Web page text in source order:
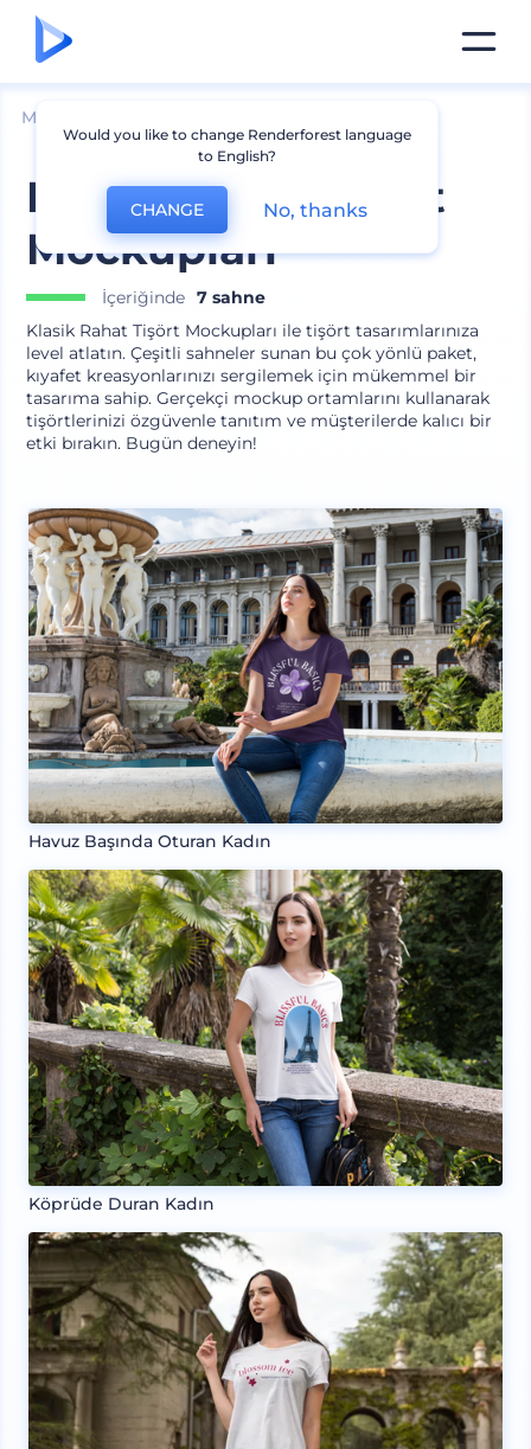
Mockuplar
Klasik Rahat Tişört
Mockupları
İçeriğinde 7 sahne
Klasik Rahat Tişört Mockupları ile tişört tasarımlarınıza
level atlatın. Çeşitli sahneler sunan bu çok yönlü paket,
kıyafet kreasyonlarınızı sergilemek için mükemmel bir
tasarıma sahip. Gerçekçi mockup ortamlarını kullanarak
tişörtlerinizi özgüvenle tanıtım ve müşterilerde kalıcı bir
etki bırakın. Bugün deneyin!
Havuz Başında Oturan Kadın
Köprüde Duran Kadın
Would you like to change Renderforest language
to English?
CHANGE No, thanks